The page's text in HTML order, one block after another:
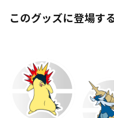
このグッズに登場す